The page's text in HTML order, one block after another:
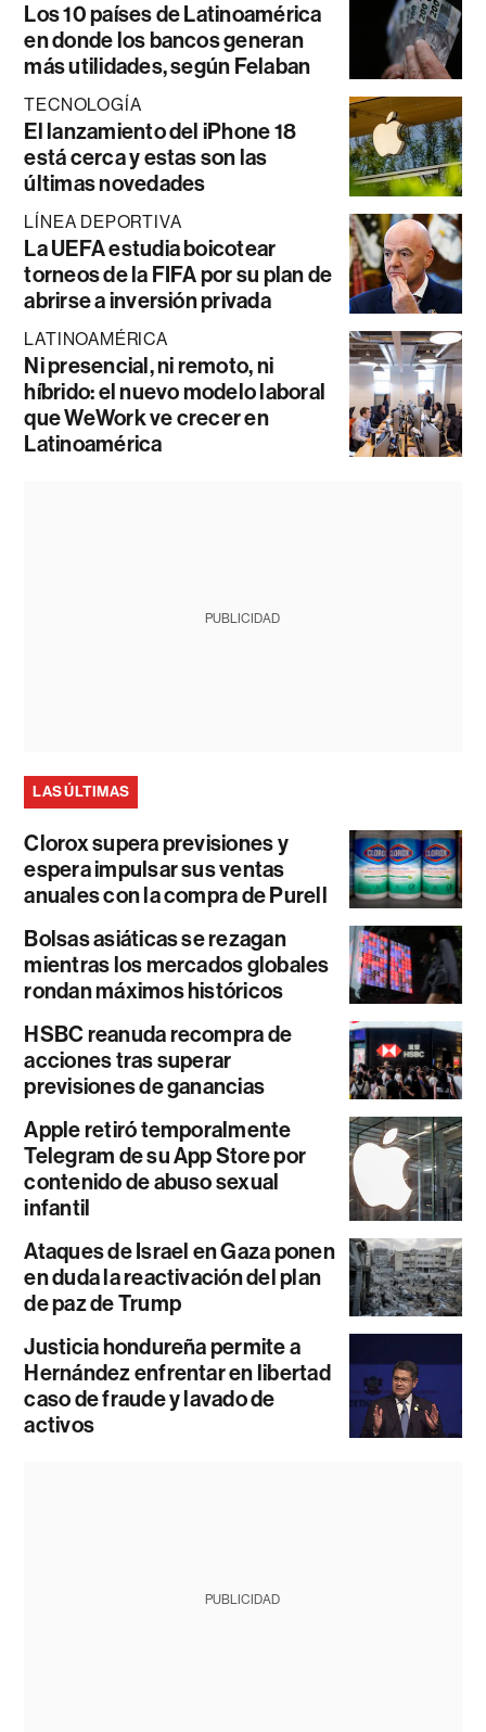
Los 10 países de Latinoamérica
en donde los bancos generan
más utilidades, según Felaban
TECNOLOGÍA
El lanzamiento del iPhone 18
está cerca y estas son las
últimas novedades
LÍNEA DEPORTIVA
La UEFA estudia boicotear
torneos de la FIFA por su plan de
abrirse a inversión privada
LATINOAMÉRICA
Ni presencial, ni remoto, ni
híbrido: el nuevo modelo laboral
que WeWork ve crecer en
Latinoamérica
PUBLICIDAD
LAS ÚLTIMAS
Clorox supera previsiones y
espera impulsar sus ventas
anuales con la compra de Purell
Bolsas asiáticas se rezagan
mientras los mercados globales
rondan máximos históricos
HSBC reanuda recompra de
acciones tras superar
previsiones de ganancias
Apple retiró temporalmente
Telegram de su App Store por
contenido de abuso sexual
infantil
Ataques de Israel en Gaza ponen
en duda la reactivación del plan
de paz de Trump
Justicia hondureña permite a
Hernández enfrentar en libertad
caso de fraude y lavado de
activos
PUBLICIDAD